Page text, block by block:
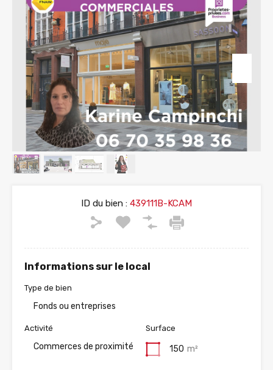
ID du bien : 439111B-KCAM
Informations sur le local
Type de bien
Fonds ou entreprises
Activité
Commerces de proximité
Surface
150 m²